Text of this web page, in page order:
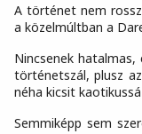
A történet nem
a közelmúltban a
Nincsenek
történetszál, plusz
néha kicsit
Semmiképp sem